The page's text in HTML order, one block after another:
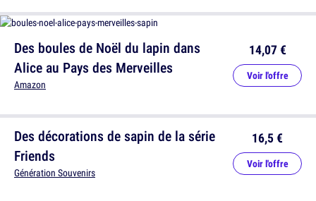
Des décorations de sapin de la série
Friends
Génération Souvenirs
16,5 €
Voir l'offre
Des boules de Noël du lapin dans
Alice au Pays des Merveilles
Amazon
14,07 €
Voir l'offre